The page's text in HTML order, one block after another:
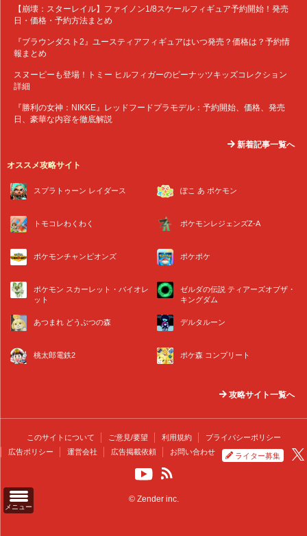
メニュー
【崩壊：スターレイル】ファイノン1/8スケールフィギュア予約開始！発売
日・価格・予約方法まとめ
『ブラウンダスト2』ユースティアフィギュアはいつ発売？価格は？予約情
報まとめ
スヌーピーも登場！トミー ヒルフィガーのピーナッツキッズコレクション
詳細
『勝利の女神：NIKKE』レッドフードプラモデル：予約開始、価格、発売
日、豪華な内容を徹底解説
新着記事一覧へ
オススメ攻略サイト
スプラトゥーン レイダース ぽこ あ ポケモン
トモコレわくわく ポケモンレジェンズZ-A
ポケモンチャンピオンズ ポケポケ
ポケモン スカーレット・バイオレ
ット
ゼルダの伝説 ティアーズオブザ・
キングダム
あつまれ どうぶつの森 デルタルーン
桃太郎電鉄2 ポケ森 コンプリート
攻略サイト一覧へ
このサイトについて ご意見/要望 利用規約
プライバシーポリシー
広告ポリシー
運営会社 広告掲載依頼 お問い合わせ ライター募集
© Zender inc.